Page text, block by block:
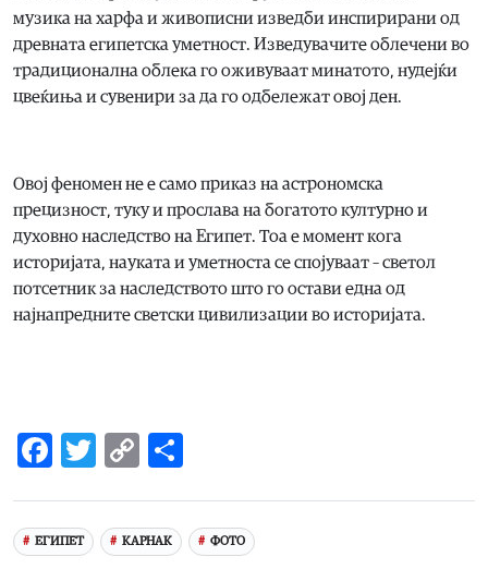
музика на харфа и живописни изведби инспирирани од
древната египетска уметност. Изведувачите облечени во
традиционална облека го оживуваат минатото, нудејќи
цвеќиња и сувенири за да го одбележат овој ден.
Овој феномен не е само приказ на астрономска
прецизност, туку и прослава на богатото културно и
духовно наследство на Египет. Тоа е момент кога
историјата, науката и уметноста се спојуваат – светол
потсетник за наследството што го остави една од
најнапредните светски цивилизации во историјата.
Facebook
Twitter
Copy
ЕГИПЕТ КАРНАК ФОТО